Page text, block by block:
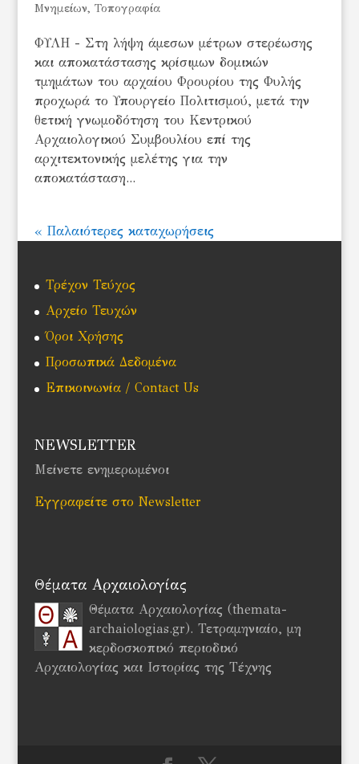
Μνημείων, Τοπογραφία
ΦΥΛΗ - Στη λήψη άμεσων μέτρων στερέωσης
και αποκατάστασης κρίσιμων δομικών
τμημάτων του αρχαίου Φρουρίου της Φυλής
προχωρά το Υπουργείο Πολιτισμού, μετά την
θετική γνωμοδότηση του Κεντρικού
Αρχαιολογικού Συμβουλίου επί της
αρχιτεκτονικής μελέτης για την
αποκατάσταση...
« Παλαιότερες καταχωρήσεις
Τρέχον Τεύχος
Αρχείο Τευχών
Όροι Χρήσης
Προσωπικά Δεδομένα
Επικοινωνία / Contact Us
NEWSLETTER
Μείνετε ενημερωμένοι
Εγγραφείτε στο Newsletter
Θέματα Αρχαιολογίας
Θέματα Αρχαιολογίας (themata-
archaiologias.gr). Τετραμηνιαίο, μη
κερδοσκοπικό περιοδικό
Αρχαιολογίας και Ιστορίας της Τέχνης